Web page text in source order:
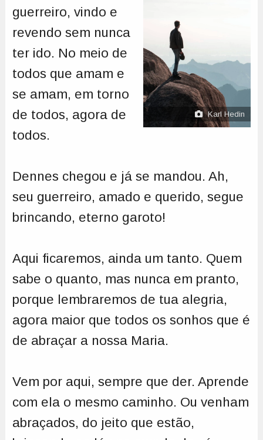
Karl Hedin
guerreiro, vindo e
revendo sem nunca
ter ido. No meio de
todos que amam e
se amam, em torno
de todos, agora de
todos.
Dennes chegou e já se mandou. Ah,
seu guerreiro, amado e querido, segue
brincando, eterno garoto!
Aqui ficaremos, ainda um tanto. Quem
sabe o quanto, mas nunca em pranto,
porque lembraremos de tua alegria,
agora maior que todos os sonhos que é
de abraçar a nossa Maria.
Vem por aqui, sempre que der. Aprende
com ela o mesmo caminho. Ou venham
abraçados, do jeito que estão,